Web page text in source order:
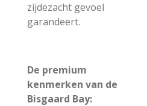
zijdezacht gevoel
garandeert.
De premium
kenmerken van de
Bisgaard Bay: